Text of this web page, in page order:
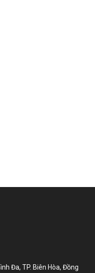
Đa, TP. Biên Hòa, Đồng